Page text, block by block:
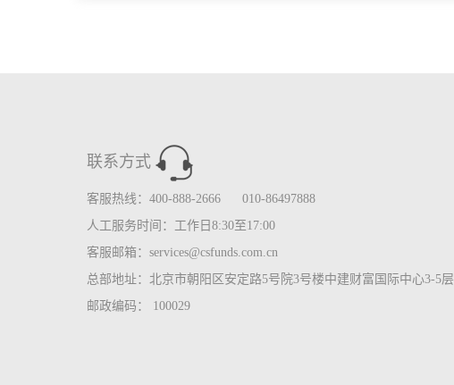
联系方式
客服热线：400-888-2666 010-86497888
人工服务时间：工作日8:30至17:00
客服邮箱：services@csfunds.com.cn
总部地址：北京市朝阳区安定路5号院3号楼中建财富国际中心3-5层
邮政编码： 100029